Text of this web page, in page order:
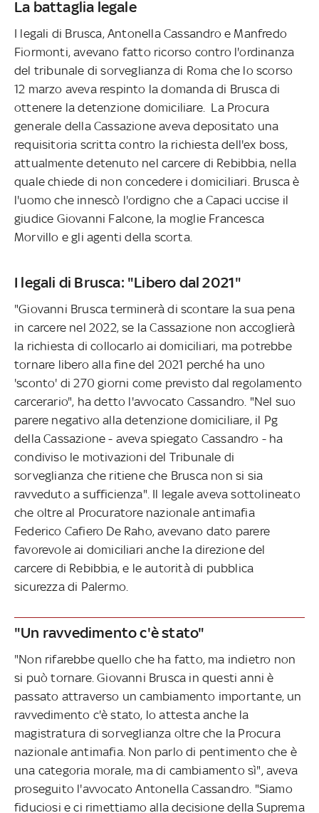
La battaglia legale
I legali di Brusca, Antonella Cassandro e Manfredo
Fiormonti, avevano fatto ricorso contro l'ordinanza
del tribunale di sorveglianza di Roma che lo scorso
12 marzo aveva respinto la domanda di Brusca di
ottenere la detenzione domiciliare. La Procura
generale della Cassazione aveva depositato una
requisitoria scritta contro la richiesta dell'ex boss,
attualmente detenuto nel carcere di Rebibbia, nella
quale chiede di non concedere i domiciliari. Brusca è
l'uomo che innescò l'ordigno che a Capaci uccise il
giudice Giovanni Falcone, la moglie Francesca
Morvillo e gli agenti della scorta.
I legali di Brusca: "Libero dal 2021"
"Giovanni Brusca terminerà di scontare la sua pena
in carcere nel 2022, se la Cassazione non accoglierà
la richiesta di collocarlo ai domiciliari, ma potrebbe
tornare libero alla fine del 2021 perché ha uno
'sconto' di 270 giorni come previsto dal regolamento
carcerario", ha detto l'avvocato Cassandro. "Nel suo
parere negativo alla detenzione domiciliare, il Pg
della Cassazione - aveva spiegato Cassandro - ha
condiviso le motivazioni del Tribunale di
sorveglianza che ritiene che Brusca non si sia
ravveduto a sufficienza". Il legale aveva sottolineato
che oltre al Procuratore nazionale antimafia
Federico Cafiero De Raho, avevano dato parere
favorevole ai domiciliari anche la direzione del
carcere di Rebibbia, e le autorità di pubblica
sicurezza di Palermo.
"Un ravvedimento c'è stato"
"Non rifarebbe quello che ha fatto, ma indietro non
si può tornare. Giovanni Brusca in questi anni è
passato attraverso un cambiamento importante, un
ravvedimento c'è stato, lo attesta anche la
magistratura di sorveglianza oltre che la Procura
nazionale antimafia. Non parlo di pentimento che è
una categoria morale, ma di cambiamento sì", aveva
proseguito l'avvocato Antonella Cassandro. "Siamo
fiduciosi e ci rimettiamo alla decisione della Suprema